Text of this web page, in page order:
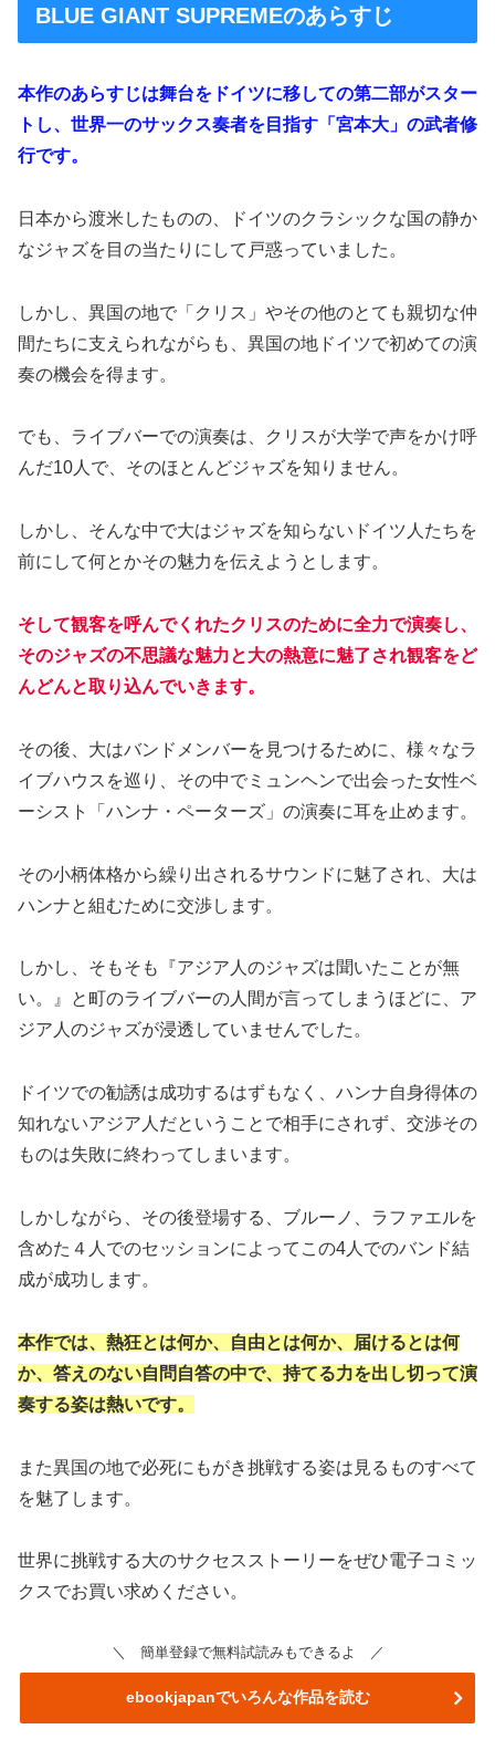
BLUE GIANT SUPREMEのあらすじ
本作のあらすじは舞台をドイツに移しての第二部がスター
トし、世界一のサックス奏者を目指す「宮本大」の武者修
行です。
日本から渡米したものの、ドイツのクラシックな国の静か
なジャズを目の当たりにして戸惑っていました。
しかし、異国の地で「クリス」やその他のとても親切な仲
間たちに支えられながらも、異国の地ドイツで初めての演
奏の機会を得ます。
でも、ライブバーでの演奏は、クリスが大学で声をかけ呼
んだ10人で、そのほとんどジャズを知りません。
しかし、そんな中で大はジャズを知らないドイツ人たちを
前にして何とかその魅力を伝えようとします。
そして観客を呼んでくれたクリスのために全力で演奏し、
そのジャズの不思議な魅力と大の熱意に魅了され観客をど
んどんと取り込んでいきます。
その後、大はバンドメンバーを見つけるために、様々なラ
イブハウスを巡り、その中でミュンヘンで出会った女性ベ
ーシスト「ハンナ・ペーターズ」の演奏に耳を止めます。
その小柄体格から繰り出されるサウンドに魅了され、大は
ハンナと組むために交渉します。
しかし、そもそも『アジア人のジャズは聞いたことが無
い。』と町のライブバーの人間が言ってしまうほどに、ア
ジア人のジャズが浸透していませんでした。
ドイツでの勧誘は成功するはずもなく、ハンナ自身得体の
知れないアジア人だということで相手にされず、交渉その
ものは失敗に終わってしまいます。
しかしながら、その後登場する、ブルーノ、ラファエルを
含めた４人でのセッションによってこの4人でのバンド結
成が成功します。
本作では、熱狂とは何か、自由とは何か、届けるとは何
か、答えのない自問自答の中で、持てる力を出し切って演
奏する姿は熱いです。
また異国の地で必死にもがき挑戦する姿は見るものすべて
を魅了します。
世界に挑戦する大のサクセスストーリーをぜひ電子コミッ
クスでお買い求めください。
＼ 簡単登録で無料試読みもできるよ ／
ebookjapanでいろんな作品を読む